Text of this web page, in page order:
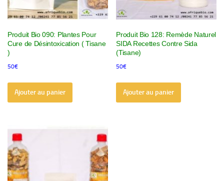
Produit Bio 090: Plantes Pour
Cure de Désintoxication ( Tisane
)
50€
Ajouter au panier
Produit Bio 128: Remède Naturel
SIDA Recettes Contre Sida
(Tisane)
50€
Ajouter au panier